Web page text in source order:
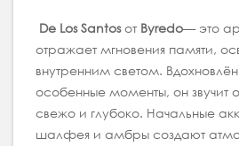
De Los Santosот Byredo— это
отражает мгновения памяти,
внутренним светом.
особенные моменты, он звучит
свежо и глубоко. Начальные
шалфея и амбры создают